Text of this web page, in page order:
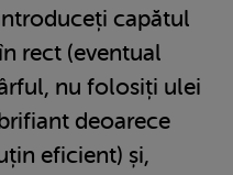
capătul
rect (eventual
nu folosiți ulei
deoarece
eficient) și,